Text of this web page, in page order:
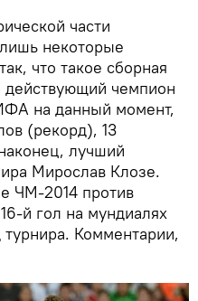
части
некоторые
что такое сборная
действующий чемпион
на данный момент,
(рекорд), 13
лучший
Мирослав Клозе.
ЧМ-2014 против
й гол на мундиалях
Комментарии,